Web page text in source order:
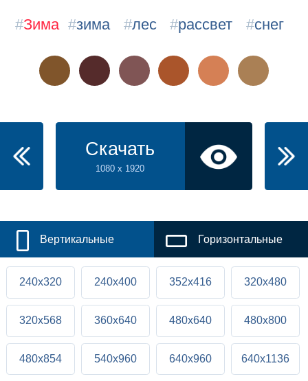
#Зима #зима #лес #рассвет #снег
Скачать
1080 x 1920
Вертикальные Горизонтальные
240x320 240x400 352x416 320x480
320x568 360x640 480x640 480x800
480x854 540x960 640x960 640x1136